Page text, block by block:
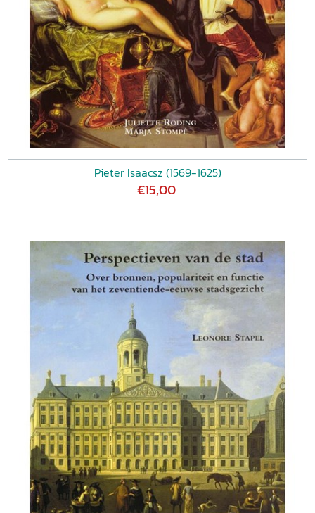
Pieter Isaacsz (1569-1625)
€15,00